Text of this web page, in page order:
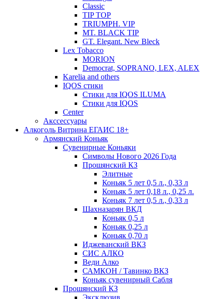
Classic
TIP TOP
TRIUMPH. VIP
MT. BLACK TIP
GT. Elegant. New Bleck
Lex Tobacco
MORION
Democrat, SOPRANO, LEX, ALEX
Karelia and others
IQOS стики
Стики для IQOS ILUMA
Стики для IQOS
Сenter
Акссессуары
Алкоголь Витрина ЕГАИС 18+
Армянский Коньяк
Сувенирные Коньяки
Символы Нового 2026 Года
Прошянский КЗ
Элитные
Коньяк 5 лет 0,5 л., 0,33 л
Коньяк 5 лет 0,18 л., 0,25 л.
Коньяк 7 лет 0,5 л., 0,33 л
Шахназарян ВКД
Коньяк 0,5 л
Коньяк 0,25 л
Коньяк 0,70 л
Иджеванский ВКЗ
СИС АЛКО
Веди Алко
САМКОН / Тавинко ВКЗ
Коньяк сувенирный Сабля
Прошянский КЗ
Эксклюзив